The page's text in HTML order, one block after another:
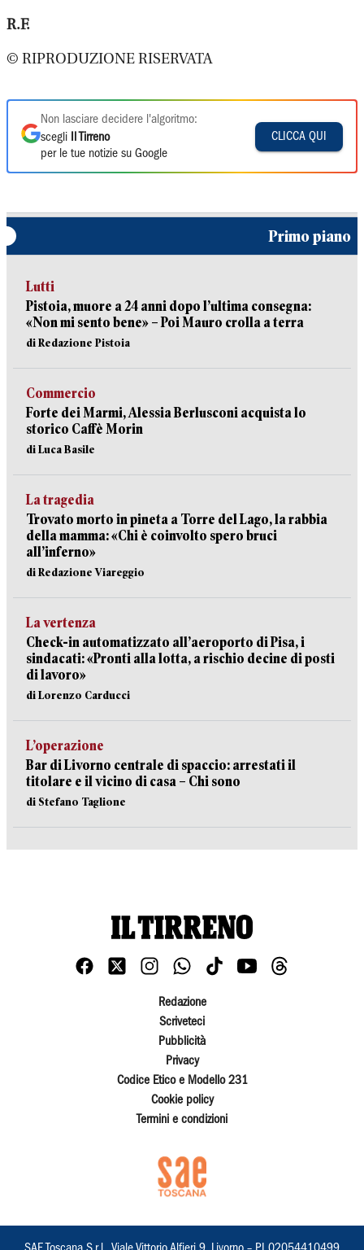
R.F.
© RIPRODUZIONE RISERVATA
Non lasciare decidere l'algoritmo:
scegli
Il Tirreno
per le tue notizie su Google
CLICCA QUI
Primo piano
Lutti
Pistoia, muore a 24 anni dopo l’ultima consegna:
«Non mi sento bene» – Poi Mauro crolla a terra
di Redazione Pistoia
Commercio
Forte dei Marmi, Alessia Berlusconi acquista lo
storico Caffè Morin
di Luca Basile
La tragedia
Trovato morto in pineta a Torre del Lago, la rabbia
della mamma: «Chi è coinvolto spero bruci
all’inferno»
di Redazione Viareggio
La vertenza
Check-in automatizzato all’aeroporto di Pisa, i
sindacati: «Pronti alla lotta, a rischio decine di posti
di lavoro»
di Lorenzo Carducci
L’operazione
Bar di Livorno centrale di spaccio: arrestati il
titolare e il vicino di casa – Chi sono
di Stefano Taglione
Redazione
Scriveteci
Pubblicità
Privacy
Codice Etico e Modello 231
Cookie policy
Termini e condizioni